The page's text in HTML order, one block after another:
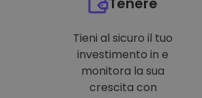
Tieni al sicuro il tuo
investimento in e
monitora la sua
crescita con